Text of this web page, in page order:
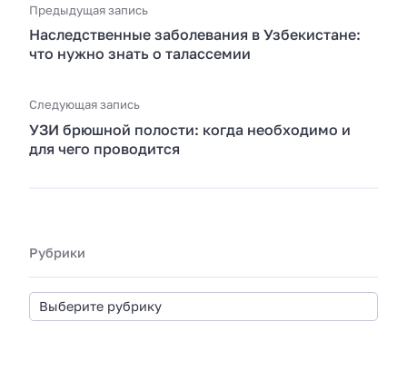
Предыдущая запись
Наследственные заболевания в Узбекистане:
что нужно знать о талассемии
Следующая запись
УЗИ брюшной полости: когда необходимо и
для чего проводится
Рубрики